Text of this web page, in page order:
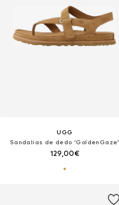
UGG
Sandalias de dedo 'GoldenGaze'
129,00€